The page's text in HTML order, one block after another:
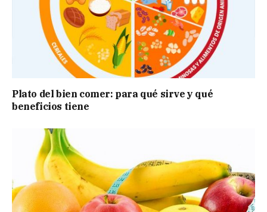
Plato del bien comer: para qué sirve y qué
beneficios tiene